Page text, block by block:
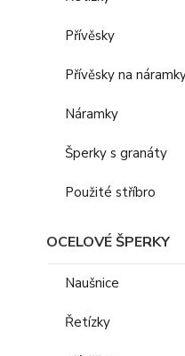
Přívěsky
Přívěsky na
Náramky
Šperky s granáty
Použité stříbro
OCELOVÉ ŠPERKY
Naušnice
Řetízky